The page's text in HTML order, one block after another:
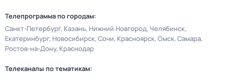
Телепрограмма по городам:
Санкт-Петербург Казань Нижний Новгород Челябинск
Екатеринбург Новосибирск Сочи Красноярск Омск Самара
Ростов-на-Дону Краснодар
Телеканалы по тематикам: